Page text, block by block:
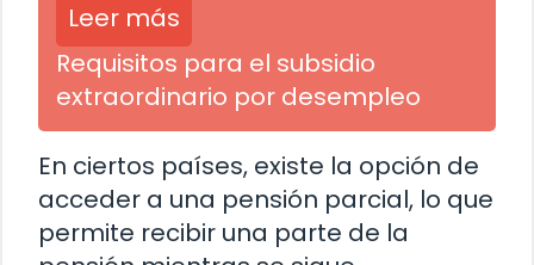
Leer más
Requisitos para el subsidio
extraordinario por desempleo
En ciertos países, existe la opción de
acceder a una pensión parcial, lo que
permite recibir una parte de la